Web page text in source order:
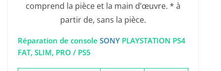
comprend la pièce et la main d’œuvre. * à
partir de, sans la pièce.
Réparation de console SONY PLAYSTATION PS4
FAT, SLIM, PRO / PS5